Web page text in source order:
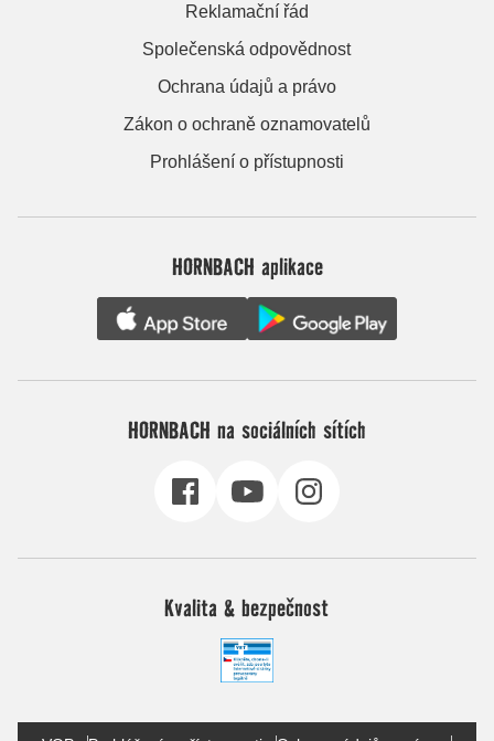
Reklamační řád
Společenská odpovědnost
Ochrana údajů a právo
Zákon o ochraně oznamovatelů
Prohlášení o přístupnosti
HORNBACH aplikace
HORNBACH na sociálních sítích
Kvalita & bezpečnost